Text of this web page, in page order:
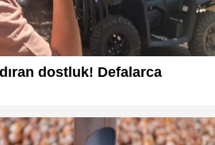
dostluk! Defalarca